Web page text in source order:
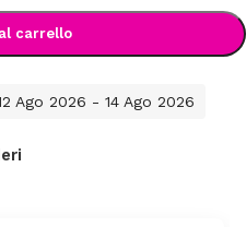
carrello
Ago 2026 - 14 Ago 2026